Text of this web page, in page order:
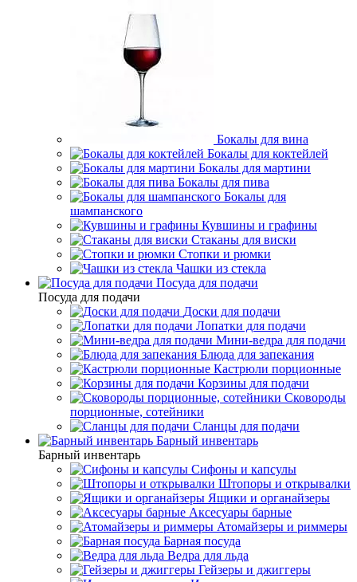
Бокалы для вина
Бокалы для коктейлей
Бокалы для мартини
Бокалы для пива
Бокалы для
шампанского
Кувшины и графины
Стаканы для виски
Стопки и рюмки
Чашки из стекла
Посуда для подачи
Посуда для подачи
Доски для подачи
Лопатки для подачи
Мини-ведра для подачи
Блюда для запекания
Кастрюли порционные
Корзины для подачи
Сковороды
порционные, сотейники
Сланцы для подачи
Барный инвентарь
Барный инвентарь
Сифоны и капсулы
Штопоры и открывалки
Ящики и органайзеры
Аксесуары барные
Атомайзеры и риммеры
Барная посуда
Ведра для льда
Гейзеры и джиггеры